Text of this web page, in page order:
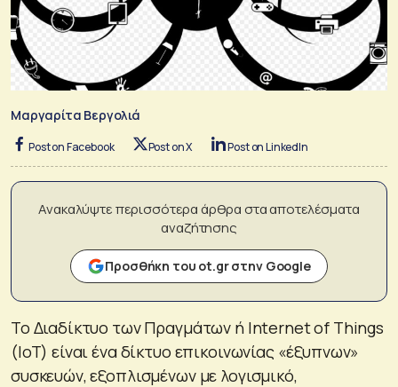
Μαργαρίτα Βεργολιά
Post on Facebook Post on X Post on LinkedIn
Ανακαλύψτε περισσότερα άρθρα στα αποτελέσματα
αναζήτησης
Προσθήκη του ot.gr στην Google
Το Διαδίκτυο των Πραγμάτων ή Internet of Things
(IoT) είναι ένα δίκτυο επικοινωνίας «έξυπνων»
συσκευών, εξοπλισμένων με λογισμικό,